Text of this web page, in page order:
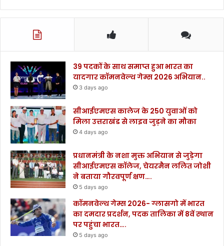
39 पदकों के साथ समाप्त हुआ भारत का
यादगार कॉमनवेल्थ गेम्स 2026 अभियान..
3 days ago
सीआईएमएस कालेज के 250 युवाओं को
मिला उत्तराखंड से लाइव जुड़ने का मौका
4 days ago
प्रधानमंत्री के नशा मुक्त अभियान से जुड़ेगा
सीआईएमएस कॉलेज, चेयरमैन ललित जोशी
ने बताया गौरवपूर्ण क्षण….
5 days ago
कॉमनवेल्थ गेम्स 2026- ग्लासगो में भारत
का दमदार प्रदर्शन, पदक तालिका में 8वें स्थान
पर पहुंचा भारत….
5 days ago